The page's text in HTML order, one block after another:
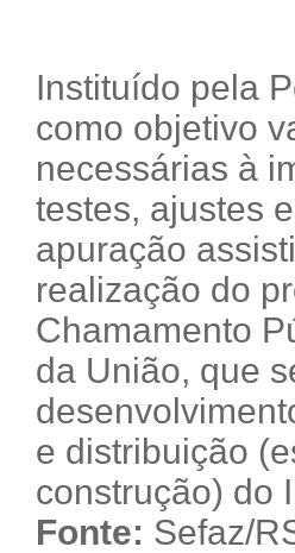
Instituído pela
como objetivo
necessárias à
testes, ajustes
apuração
realização do
Chamamento
da União, que
e distribuição
construção) do
Fonte: Sefaz/